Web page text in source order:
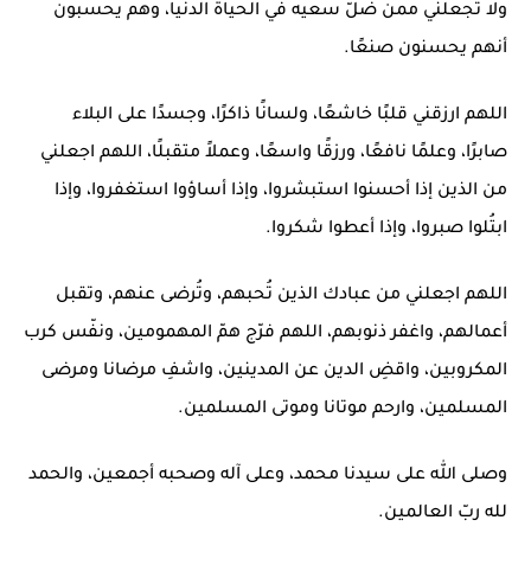
ولا تجعلني ممن ضلّ سعيه في الحياة الدنيا، وهم يحسبون
أنهم يحسنون صنعًا.
اللهم ارزقني قلبًا خاشعًا، ولسانًا ذاكرًا، وجسدًا على البلاء
صابرًا، وعلمًا نافعًا، ورزقًا واسعًا، وعملاً متقبلًا، اللهم اجعلني
من الذين إذا أحسنوا استبشروا، وإذا أساؤوا استغفروا، وإذا
ابتُلوا صبروا، وإذا أعطوا شكروا.
اللهم اجعلني من عبادك الذين تُحبهم، وتُرضى عنهم، وتقبل
أعمالهم، واغفر ذنوبهم، اللهم فرّج همّ المهمومين، ونفّس كرب
المكروبين، واقضِ الدين عن المدينين، واشفِ مرضانا ومرضى
المسلمين، وارحم موتانا وموتى المسلمين.
وصلى الله على سيدنا محمد، وعلى آله وصحبه أجمعين، والحمد
لله ربّ العالمين.